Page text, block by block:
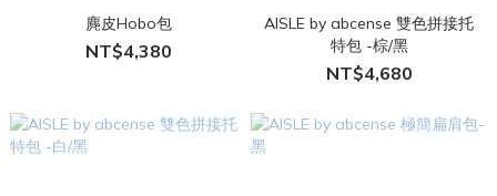
麂皮Hobo包
NT$4,380
AISLE by abcense 雙色拼接托
特包 -棕/黑
NT$4,680